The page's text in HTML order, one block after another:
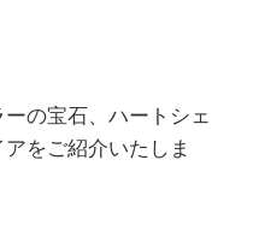
の宝石、ハートシェ
をご紹介いたしま